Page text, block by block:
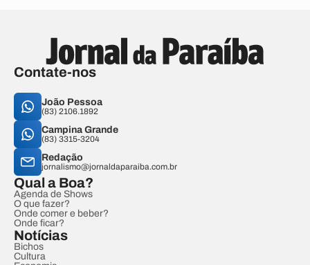
Contate-nos
João Pessoa
(83) 2106.1892
Campina Grande
(83) 3315-3204
Redação
jornalismo@jornaldaparaiba.com.br
Qual a Boa?
Agenda de Shows
O que fazer?
Onde comer e beber?
Onde ficar?
Notícias
Bichos
Cultura